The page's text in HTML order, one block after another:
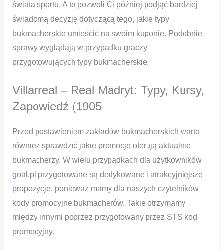
świata sportu. A to pozwoli Ci później podjąć bardziej
świadomą decyzję dotyczącą tego, jakie typy
bukmacherskie umieścić na swoim kuponie. Podobnie
sprawy wyglądają w przypadku graczy
przygotowujących typy bukmacherskie.
Villarreal – Real Madryt: Typy, Kursy,
Zapowiedź (1905
Przed postawieniem zakładów bukmacherskich warto
również sprawdzić jakie promocje oferują aktualnie
bukmacherzy. W wielu przypadkach dla użytkowników
goal.pl przygotowane są dedykowane i atrakcyjniejsze
propozycje, ponieważ mamy dla naszych czytelników
kody promocyjne bukmacherów. Takie otrzymamy
między innymi poprzez przygotowany przez STS kod
promocyjny.